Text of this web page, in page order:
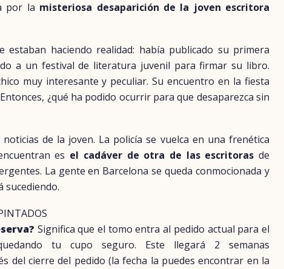
por la misteriosa desaparición de la joven escritora
estaban haciendo realidad: había publicado su primera
a un festival de literatura juvenil para firmar su libro.
muy interesante y peculiar. Su encuentro en la fiesta
¿qué ha podido ocurrir para que desaparezca sin
de la joven. La policía se vuelca en una frenética
es el cadáver de otra de las escritoras de
La gente en Barcelona se queda conmocionada y
sucediendo.
Significa que el tomo entra al pedido actual para el
tu cupo seguro. Este llegará 2 semanas
del cierre del pedido (la fecha la puedes encontrar en la